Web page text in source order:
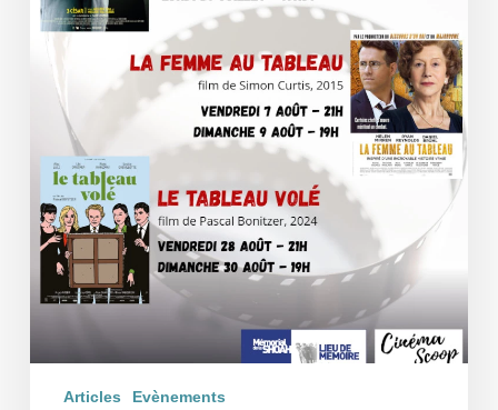
au
Cinéma
Articles Evènements